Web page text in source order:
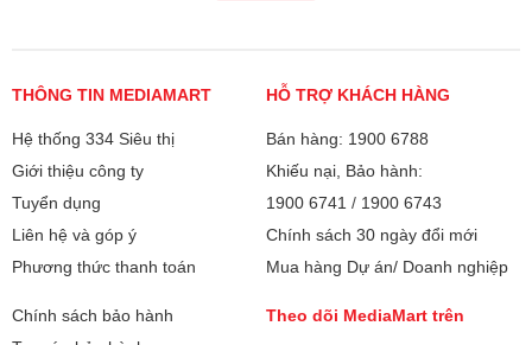
Kích thước:
Cao 37.5 cm - Ngang 16 cm - Sâu 18
Khối lượng:
Bảo hành 24 tháng
THÔNG TIN MEDIAMART
Hệ thống 334 Siêu thị
Giới thiệu công ty
Tuyển dụng
Liên hệ và góp ý
Phương thức thanh toán
HỖ TRỢ KHÁCH HÀNG
Bán hàng: 1900 6788
Khiếu nại, Bảo hành:
1900 6741 / 1900 6743
Chính sách 30 ngày đổi mới
Mua hàng Dự án/ Doanh nghiệp
Chính sách bảo hành
Theo dõi MediaMart trên